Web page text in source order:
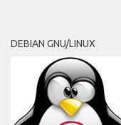
DEBIAN GNU/LINUX